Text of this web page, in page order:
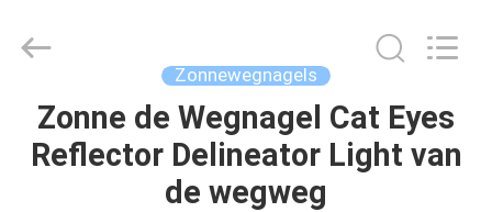
HUIS
PRODUCTEN
Ltd..
Zonnewegnagels
Zonne de Wegnagel Cat Eyes
Reflector Delineator Light van
de wegweg